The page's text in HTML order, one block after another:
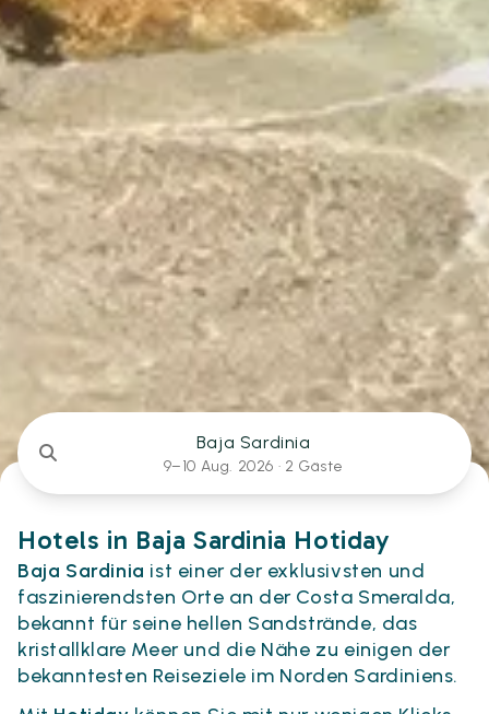
Baja Sardinia
9–10 Aug. 2026 · 2 Gäste
Hotels in Baja Sardinia Hotiday
Baja Sardinia ist einer der exklusivsten und
faszinierendsten Orte an der Costa Smeralda,
bekannt für seine hellen Sandstrände, das
kristallklare Meer und die Nähe zu einigen der
bekanntesten Reiseziele im Norden Sardiniens.